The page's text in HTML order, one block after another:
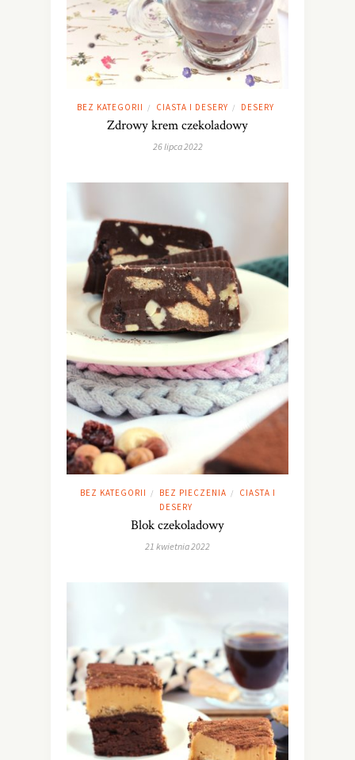
BEZ KATEGORII / CIASTA I DESERY / DESERY
Zdrowy krem czekoladowy
26 lipca 2022
BEZ KATEGORII / BEZ PIECZENIA /
CIASTA I
DESERY
Blok czekoladowy
21 kwietnia 2022